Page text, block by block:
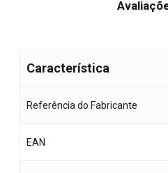
Característica
Referência do Fabricante
EAN